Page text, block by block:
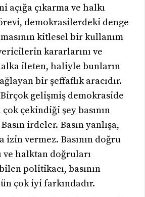
açığa çıkarma ve halkı
demokrasilerdeki denge-
kitlesel bir kullanım
kararlarını ve
ileten, haliyle bunların
bir şeffaflık aracıdır.
gelişmiş demokraside
çekindiği şey basının
irdeler. Basın yanlışa,
izin vermez. Basının doğru
ve halktan doğruları
politikacı, basının
çok iyi farkındadır.